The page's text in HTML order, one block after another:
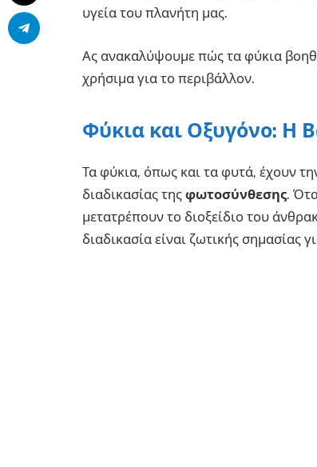
υγεία του πλανήτη μας.
Ας ανακαλύψουμε πώς τα φύκια
χρήσιμα για το περιβάλλον.
Φύκια και Οξυγόνο: Η
Τα φύκια, όπως και τα φυτά, έχουν
διαδικασίας της φωτοσύνθεσης.
μετατρέπουν το διοξείδιο του
διαδικασία είναι ζωτικής σημασίας